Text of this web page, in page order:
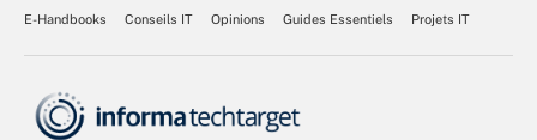
E-Handbooks Conseils IT Opinions Guides Essentiels Projets IT